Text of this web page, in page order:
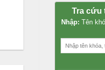
Tra cứu
Nhập: Tên